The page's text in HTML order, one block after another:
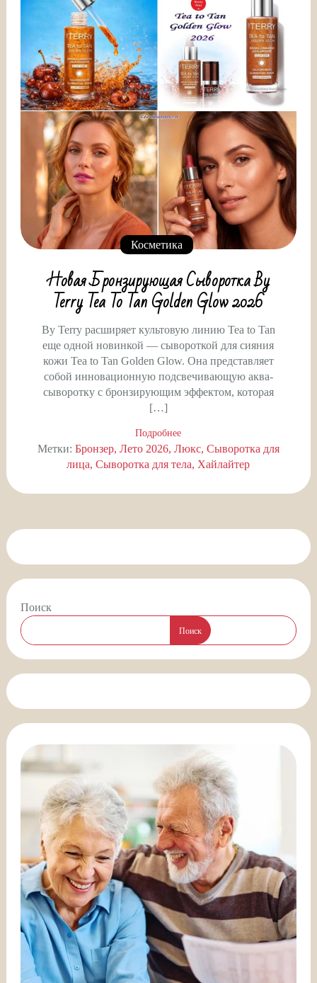
Косметика
Новая Бронзирующая Сыворотка By
Terry Tea To Tan Golden Glow 2026
By Terry расширяет культовую линию Tea to Tan
еще одной новинкой — сывороткой для сияния
кожи Tea to Tan Golden Glow. Она представляет
собой инновационную подсвечивающую аква-
сыворотку с бронзирующим эффектом, которая
[…]
Подробнее
Метки: Бронзер Лето 2026 Люкс Сыворотка для
лица Сыворотка для тела Хайлайтер
Поиск
Поиск